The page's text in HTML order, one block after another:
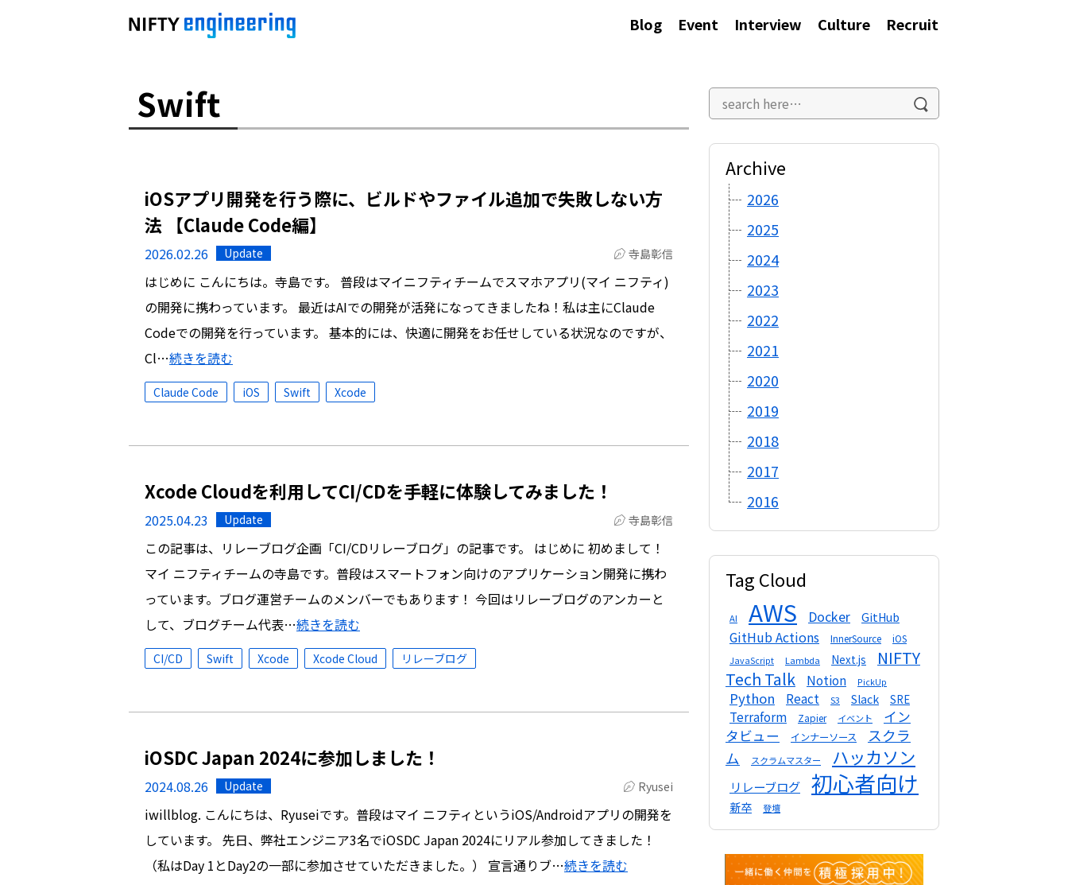
Blog Event Interview Culture Recruit
Swift
iOSアプリ開発を行う際に、ビルドやファイル追加で失敗しない方
法 【Claude Code編】
2026.02.26 Update 寺島彰信
はじめに こんにちは。寺島です。 普段はマイニフティチームでスマホアプリ(マイ ニフティ)
の開発に携わっています。 最近はAIでの開発が活発になってきましたね！私は主にClaude
Codeでの開発を行っています。 基本的には、快適に開発をお任せしている状況なのですが、
Cl…続きを読む
Claude Code iOS Swift Xcode
Xcode Cloudを利用してCI/CDを手軽に体験してみました！
2025.04.23 Update 寺島彰信
この記事は、リレーブログ企画「CI/CDリレーブログ」の記事です。 はじめに 初めまして！
マイ ニフティチームの寺島です。普段はスマートフォン向けのアプリケーション開発に携わ
っています。ブログ運営チームのメンバーでもあります！ 今回はリレーブログのアンカーと
して、ブログチーム代表…続きを読む
CI/CD Swift Xcode Xcode Cloud リレーブログ
iOSDC Japan 2024に参加しました！
2024.08.26 Update Ryusei
iwillblog. こんにちは、Ryuseiです。普段はマイ ニフティというiOS/Androidアプリの開発を
しています。 先日、弊社エンジニア3名でiOSDC Japan 2024にリアル参加してきました！
（私はDay 1とDay2の一部に参加させていただきました。） 宣言通りブ…続きを読む
Archive
2026
2025
2024
2023
2022
2021
2020
2019
2018
2017
2016
Tag Cloud
AI AWS Docker GitHub
GitHub Actions InnerSource iOS
JavaScript Lambda Next.js
NIFTY
Tech Talk
Notion PickUp
Python React S3 Slack SRE
Terraform Zapier イベント
イン
タビュー
インナーソース
スクラ
ム
スクラムマスター ハッカソン
リレーブログ 初心者向け
新卒 登壇